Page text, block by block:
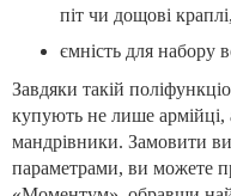
піт чи дощові
ємність для набору
Завдяки такій
купують не лише армійці,
мандрівники. Замовити
параметрами, ви можете